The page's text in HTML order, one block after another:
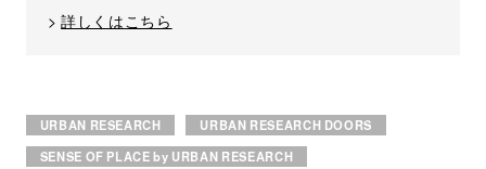
>詳しくはこちら
URBAN RESEARCH
URBAN RESEARCH DOORS
SENSE OF PLACE by URBAN RESEARCH